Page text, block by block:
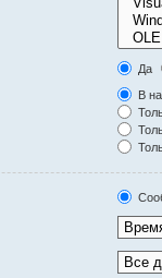
Да
В